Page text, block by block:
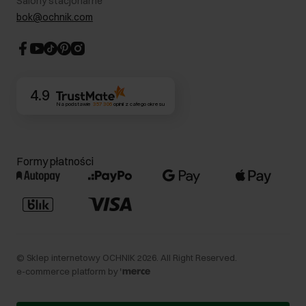
Blog
Dla akcjonariuszy
CSR
bok@ochnik.com
4.9
Na podstawie 357 306opinii z całego okresu
Formy płatności
© Sklep internetowy OCHNIK 2026 . All Right Reserved.
e-commerce platform by